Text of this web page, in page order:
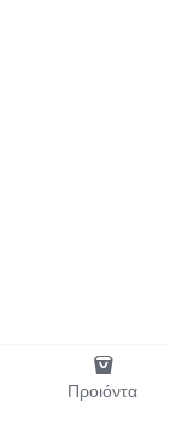
Προιόντα